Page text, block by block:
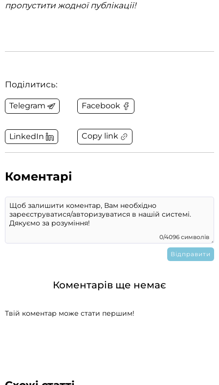
пропустити жодної публікації!
Поділитись:
Telegram Facebook
LinkedIn Copy link
Коментарі
0/4096 символів
Коментарів ще немає
Твій коментар може стати першим!